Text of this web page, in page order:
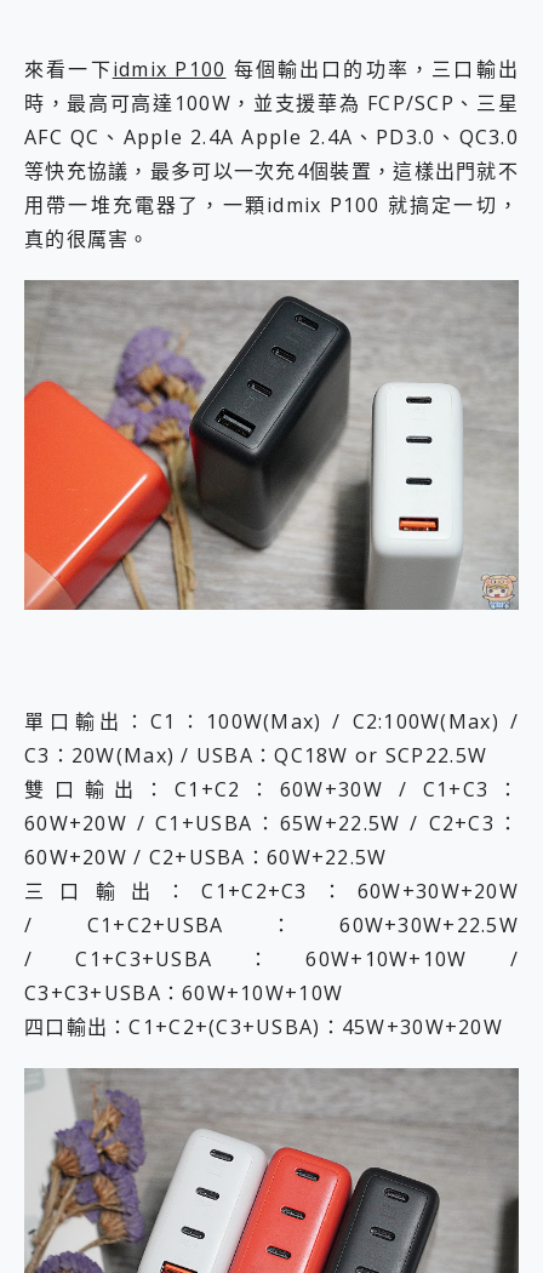
來看一下idmix P100 每個輸出口的功率，三口輸出
時，最高可高達100W，並支援華為 FCP/SCP、三星
AFC QC、Apple 2.4A Apple 2.4A、PD3.0、QC3.0
等快充協議，最多可以一次充4個裝置，這樣出門就不
用帶一堆充電器了，一顆idmix P100 就搞定一切，
真的很厲害。
單口輸出：C1：100W(Max) / C2:100W(Max) /
C3：20W(Max) / USBA：QC18W or SCP22.5W
雙口輸出：C1+C2：60W+30W / C1+C3：
60W+20W / C1+USBA：65W+22.5W / C2+C3：
60W+20W / C2+USBA：60W+22.5W
三口輸出：C1+C2+C3：60W+30W+20W
/ C1+C2+USBA：60W+30W+22.5W
/ C1+C3+USBA：60W+10W+10W /
C3+C3+USBA：60W+10W+10W
四口輸出：C1+C2+(C3+USBA)：45W+30W+20W